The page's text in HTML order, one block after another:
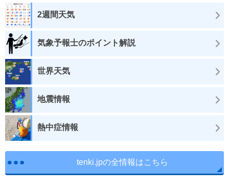
2週間天気
気象予報士のポイント解説
世界天気
地震情報
熱中症情報
tenki.jpの全情報はこちら